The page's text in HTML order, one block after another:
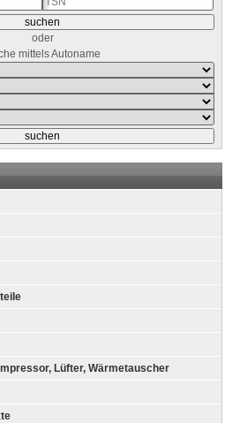
oder
mittels Autoname
Lüfter, Wärmetauscher